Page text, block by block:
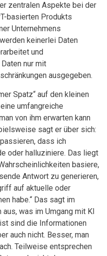
zentralen Aspekte bei der
basierten Produkts
Unternehmens
keinerlei Daten
und
nur mit
ausgegeben.
Spatz“ auf den kleinen
umfangreiche
von ihm erwarten kann
sagt er über sich:
dass ich
oder halluziniere. Das liegt
basiere,
Antwort zu generieren,
auf aktuelle oder
habe.“ Das sagt im
was im Umgang mit KI
sind die Informationen
auch nicht. Besser, man
Teilweise entsprechen